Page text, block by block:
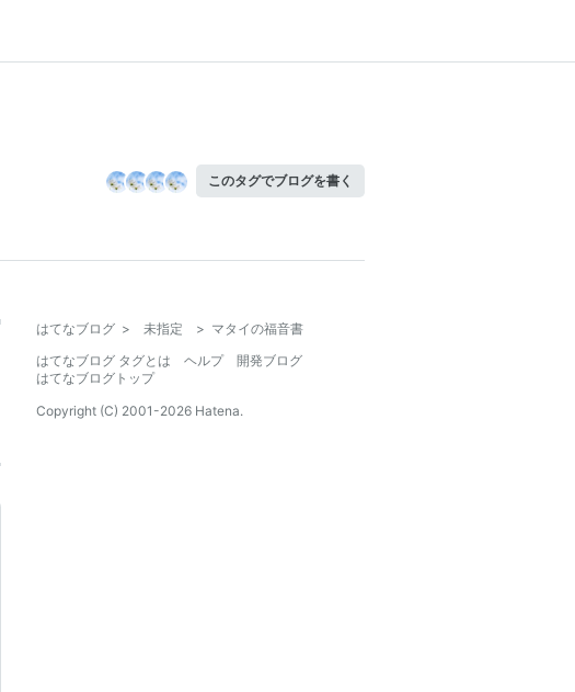
このタグでブログを書く
はてなブログ > 未指定 > マタイの福音書
はてなブログ タグとは
ヘルプ
開発ブログ
はてなブログトップ
Copyright (C) 2001-2026 Hatena.